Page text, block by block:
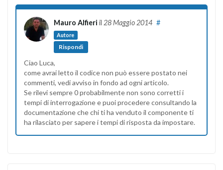
Mauro Alfieri il 28 Maggio 2014
Autore
#
Rispondi
Ciao Luca,
come avrai letto il codice non può essere postato nei
commenti, vedi avviso in fondo ad ogni articolo.
Se rilevi sempre 0 probabilmente non sono corretti i
tempi di interrogazione e puoi procedere consultando la
documentazione che chi ti ha venduto il componente ti
ha rilasciato per sapere i tempi di risposta da impostare.